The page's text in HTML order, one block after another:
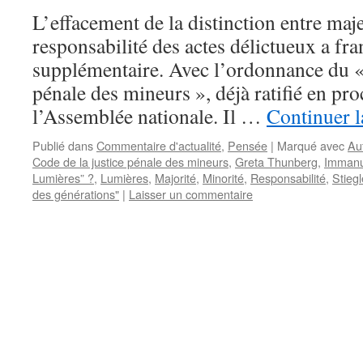
L’effacement de la distinction entre
responsabilité des actes délictueux a
supplémentaire. Avec l’ordonnance du
pénale des mineurs », déjà ratifié en
l’Assemblée nationale. Il … Continuer
Publié dansCommentaire d'actualité, Pensée | Marqué avec
Code de la justice pénale des mineurs, Greta Thunberg,
Lumières” ?, Lumières, Majorité, Minorité, Responsabilité,
des générations" | Laisser un commentaire